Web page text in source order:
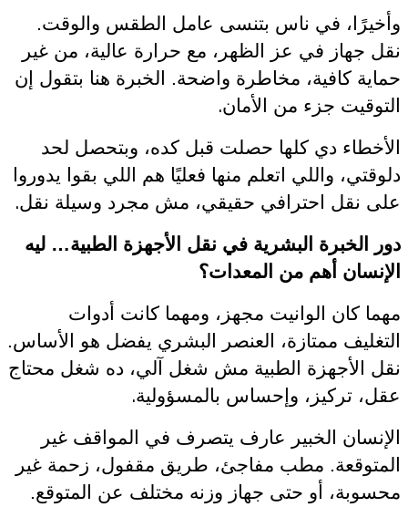
وأخيرًا، في ناس بتنسى عامل الطقس والوقت.
نقل جهاز في عز الظهر، مع حرارة عالية، من غير
حماية كافية، مخاطرة واضحة. الخبرة هنا بتقول إن
التوقيت جزء من الأمان.
الأخطاء دي كلها حصلت قبل كده، وبتحصل لحد
دلوقتي، واللي اتعلم منها فعليًا هم اللي بقوا يدوروا
على نقل احترافي حقيقي، مش مجرد وسيلة نقل.
دور الخبرة البشرية في نقل الأجهزة الطبية… ليه
الإنسان أهم من المعدات؟
مهما كان الوانيت مجهز، ومهما كانت أدوات
التغليف ممتازة، العنصر البشري يفضل هو الأساس.
نقل الأجهزة الطبية مش شغل آلي، ده شغل محتاج
عقل، تركيز، وإحساس بالمسؤولية.
الإنسان الخبير عارف يتصرف في المواقف غير
المتوقعة. مطب مفاجئ، طريق مقفول، زحمة غير
محسوبة، أو حتى جهاز وزنه مختلف عن المتوقع.